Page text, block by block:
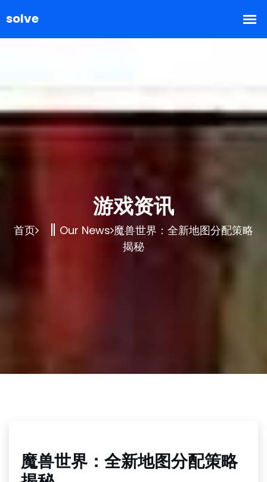
游戏资讯
首页 Our News 魔兽世界：全新地图分配策略
揭秘
魔兽世界：全新地图分配策略